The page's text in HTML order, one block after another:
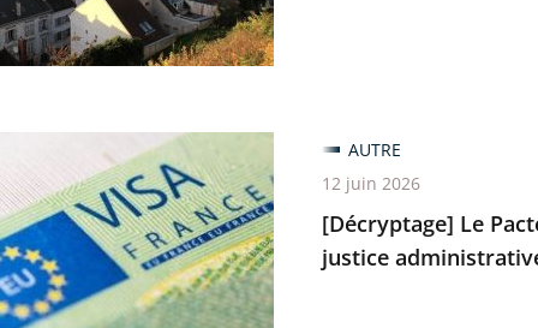
[Décryptage] Le
justice
AUTRE
12 juin 2026